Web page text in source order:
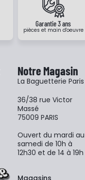
Garantie 3 ans
pièces et main d'oeuvre
Notre Magasin
La Baguetterie Paris
36/38 rue Victor
Massé
75009 PARIS
Ouvert du mardi au
samedi de 10h à
12h30 et de 14 à 19h
Magasins